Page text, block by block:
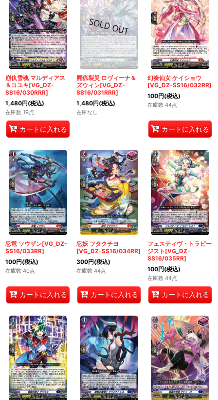
崩仇雪魂 マルディアス
＆コユキ[VG_DZ-
SS16/030RRR]
1,480円(税込)
在庫数 19点
カートに入れる
屍猟裂災 ロヴィーナ＆
ズウィン[VG_DZ-
SS16/031RRR]
1,480円(税込)
在庫なし
幻奏仙女 ケイショウ
[VG_DZ-SS16/032RR]
100円(税込)
在庫数 44点
カートに入れる
忍竜 ソウザン[VG_DZ-
SS16/033RR]
100円(税込)
在庫数 40点
カートに入れる
忍妖 フタクチヨ
[VG_DZ-SS16/034RR]
300円(税込)
在庫数 44点
カートに入れる
フェスティヴ・トラピー
ジスト[VG_DZ-
SS16/035RR]
100円(税込)
在庫数 44点
カートに入れる